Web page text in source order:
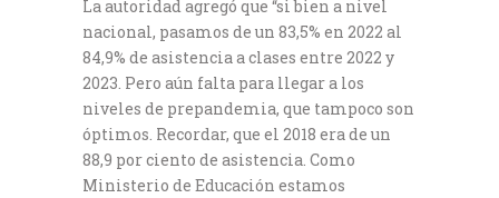
La autoridad agregó que “si bien a nivel
nacional, pasamos de un 83,5% en 2022 al
84,9% de asistencia a clases entre 2022 y
2023. Pero aún falta para llegar a los
niveles de prepandemia, que tampoco son
óptimos. Recordar, que el 2018 era de un
88,9 por ciento de asistencia. Como
Ministerio de Educación estamos